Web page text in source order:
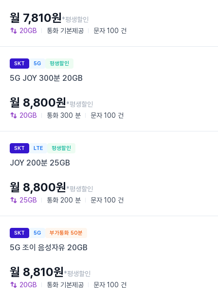
20GB 통화 기본제공 문자 100 건
월 7,810원*평생할인
SKT 5G 평생할인
5G JOY 300분 20GB
20GB 통화 300 분 문자 100 건
월 8,800원*평생할인
SKT LTE 평생할인
JOY 200분 25GB
25GB 통화 200 분 문자 100 건
월 8,800원*평생할인
SKT 5G 부가통화 50분
5G 조이 음성자유 20GB
20GB 통화 기본제공 문자 100 건
월 8,810원*평생할인